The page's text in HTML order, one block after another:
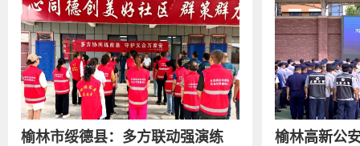
榆林市绥德县：多方联动强演练
榆林高新公